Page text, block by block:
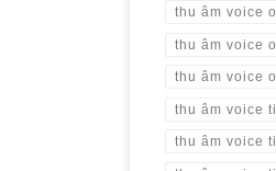
thu âm voice
thu âm voice
thu âm voice
thu âm voice
thu âm voice